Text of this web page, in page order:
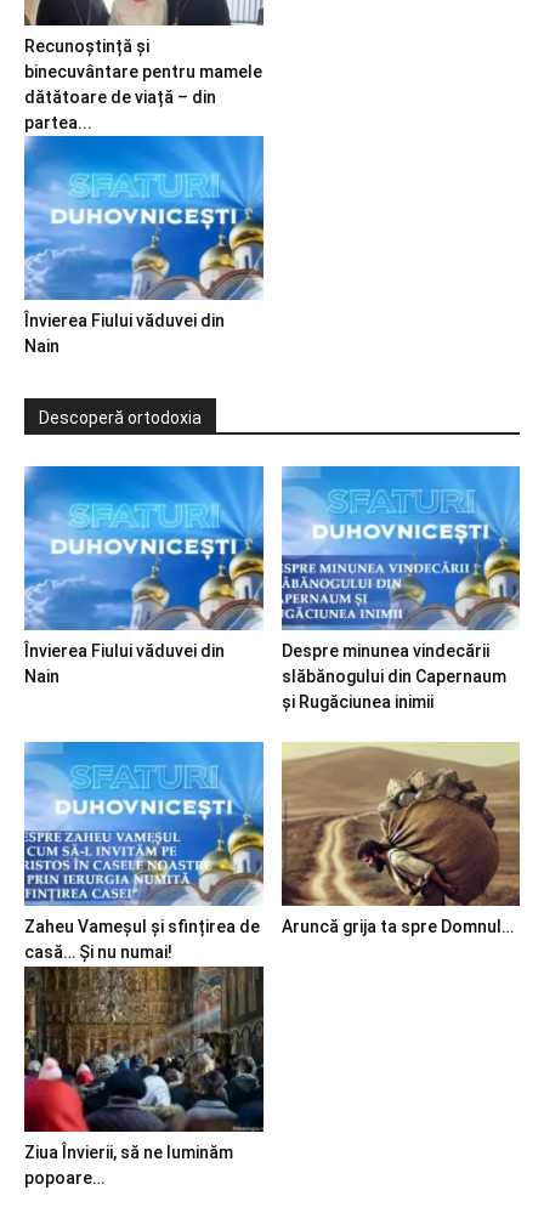
Recunoștință și
binecuvântare pentru mamele
dătătoare de viață – din
partea...
Învierea Fiului văduvei din
Nain
Descoperă ortodoxia
Învierea Fiului văduvei din
Nain
Despre minunea vindecării
slăbănogului din Capernaum
și Rugăciunea inimii
Zaheu Vameșul și sfințirea de
casă… Și nu numai!
Aruncă grija ta spre Domnul…
Ziua Învierii, să ne luminăm
popoare…